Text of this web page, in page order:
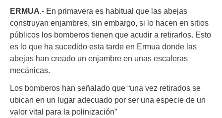
ERMUA .- En primavera es habitual que las abejas
construyan enjambres, sin embargo, si lo hacen en sitios
públicos los bomberos tienen que acudir a retirarlos. Esto
es lo que ha sucedido esta tarde en Ermua donde las
abejas han creado un enjambre en unas escaleras
mecánicas.
Los bomberos han señalado que “una vez retirados se
ubican en un lugar adecuado por ser una especie de un
valor vital para la polinización”